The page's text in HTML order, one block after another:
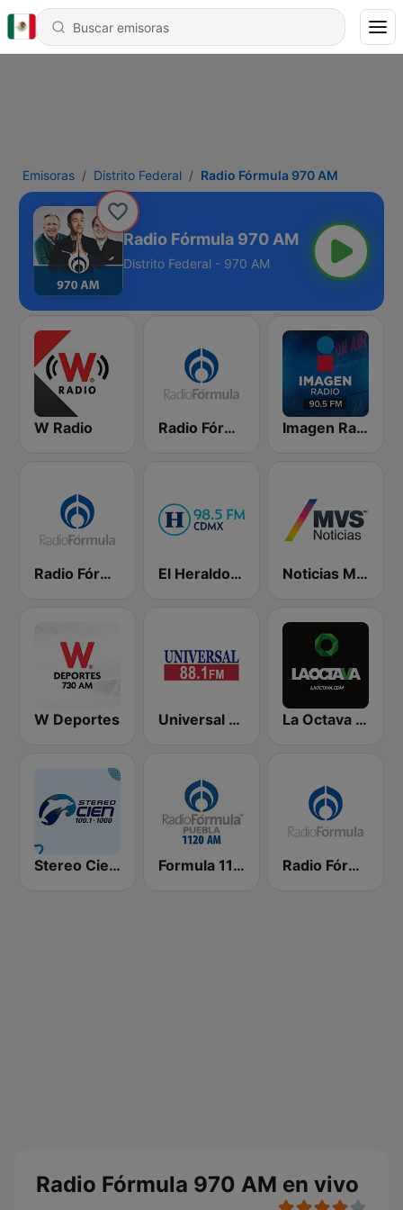
Emisoras Distrito Federal Radio Fórmula 970 AM
Radio Fórmula 970 AM
Distrito Federal - 970 AM
W Radio Radio Fórmula 104.1 FM Imagen Radio 90.5 FM
Radio Fórmula 103.3 FM El Heraldo de México Noticias MVS
W Deportes Universal 88.1 FM La Octava 88.1 FM
Stereo Cien 100.1 FM Formula 1120 AM Radio Fórmula 1470 (Fórmula Femenina)
Radio Fórmula 970 AM en vivo